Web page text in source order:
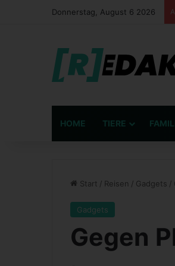
Donnerstag, August 6 2026
HOME TIERE
Start / Reisen / Gadgets /
Gadgets
Gegen